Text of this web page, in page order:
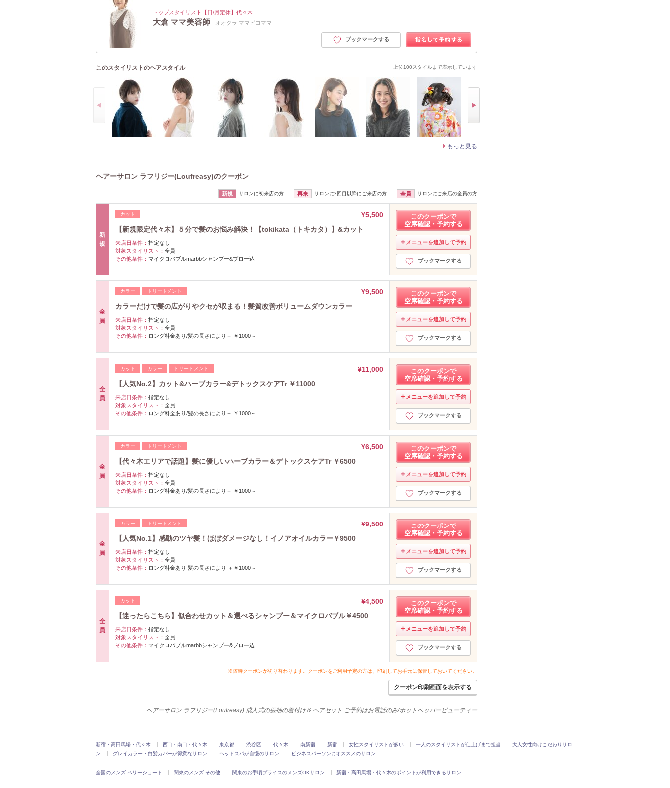
トップスタイリスト【日/月定休】代々木
大倉 ママ美容師 オオクラ ママビヨママ
ブックマークする
このスタイリストのヘアスタイル 上位100スタイルまで表示しています
もっと見る
ヘアーサロン ラフリジー(Loufreasy)のクーポン
新規 サロンに初来店の方 再来 サロンに2回目以降にご来店の方 全員 サロンにご来店の全員の方
新
規
カット
¥5,500
【新規限定代々木】５分で髪のお悩み解決！【tokikata（トキカタ）】&カット
来店日条件： 指定なし
対象スタイリスト： 全員
その他条件： マイクロバブルmarbbシャンプー&ブロー込
このクーポンで
空席確認・予約する
メニューを追加して予約
ブックマークする
全
員
カラー トリートメント
¥9,500
カラーだけで髪の広がりやクセが収まる！髪質改善ボリュームダウンカラー
来店日条件： 指定なし
対象スタイリスト： 全員
その他条件： ロング料金あり/髪の長さにより＋ ￥1000～
このクーポンで
空席確認・予約する
メニューを追加して予約
ブックマークする
全
員
カット カラー トリートメント
¥11,000
【人気No.2】カット&ハーブカラー&デトックスケアTr ￥11000
来店日条件： 指定なし
対象スタイリスト： 全員
その他条件： ロング料金あり/髪の長さにより＋ ￥1000～
このクーポンで
空席確認・予約する
メニューを追加して予約
ブックマークする
全
員
カラー トリートメント
¥6,500
【代々木エリアで話題】髪に優しいハーブカラー＆デトックスケアTr ￥6500
来店日条件： 指定なし
対象スタイリスト： 全員
その他条件： ロング料金あり/髪の長さにより＋ ￥1000～
このクーポンで
空席確認・予約する
メニューを追加して予約
ブックマークする
全
員
カラー トリートメント
¥9,500
【人気No.1】感動のツヤ髪！ほぼダメージなし！イノアオイルカラー￥9500
来店日条件： 指定なし
対象スタイリスト： 全員
その他条件： ロング料金あり 髪の長さにより ＋￥1000～
このクーポンで
空席確認・予約する
メニューを追加して予約
ブックマークする
全
員
カット
¥4,500
【迷ったらこちら】似合わせカット＆選べるシャンプー＆マイクロバブル￥4500
来店日条件： 指定なし
対象スタイリスト： 全員
その他条件： マイクロバブルmarbbシャンプー&ブロー込
このクーポンで
空席確認・予約する
メニューを追加して予約
ブックマークする
※随時クーポンが切り替わります。クーポンをご利用予定の方は、印刷してお手元に保管しておいてください。
クーポン印刷画面を表示する
ヘアーサロン ラフリジー(Loufreasy) 成人式の振袖の着付け & ヘアセット ご予約はお電話のみ/ホットペッパービューティー
新宿・高田馬場・代々木 西口・南口・代々木 東京都 渋谷区 代々木 南新宿 新宿 女性スタイリストが多い 一人のスタイリストが仕上げまで担当
大人女性向けこだわりサロ
ン
グレイカラー・白髪カバーが得意なサロン ヘッドスパが自慢のサロン ビジネスパーソンにオススメのサロン
全国のメンズ ベリーショート 関東のメンズ その他 関東のお手頃プライスのメンズOKサロン 新宿・高田馬場・代々木のポイントが利用できるサロン